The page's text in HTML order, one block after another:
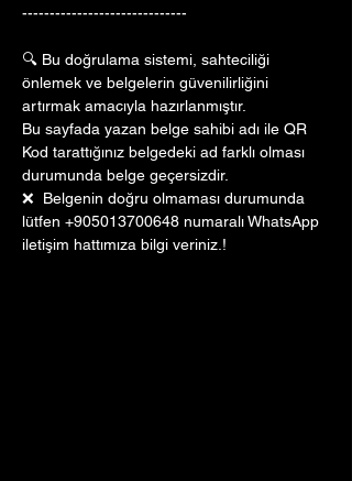
------------------------------
🔍 Bu doğrulama sistemi, sahteciliği
önlemek ve belgelerin güvenilirliğini
artırmak amacıyla hazırlanmıştır.
Bu sayfada yazan belge sahibi adı ile QR
Kod tarattığınız belgedeki ad farklı olması
durumunda belge geçersizdir.
❌  Belgenin doğru olmaması durumunda
lütfen +905013700648 numaralı WhatsApp
iletişim hattımıza bilgi veriniz.!